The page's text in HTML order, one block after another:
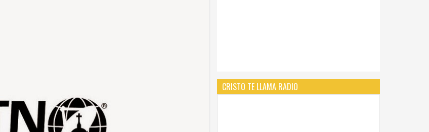
CRISTO TE LLAMA RADIO